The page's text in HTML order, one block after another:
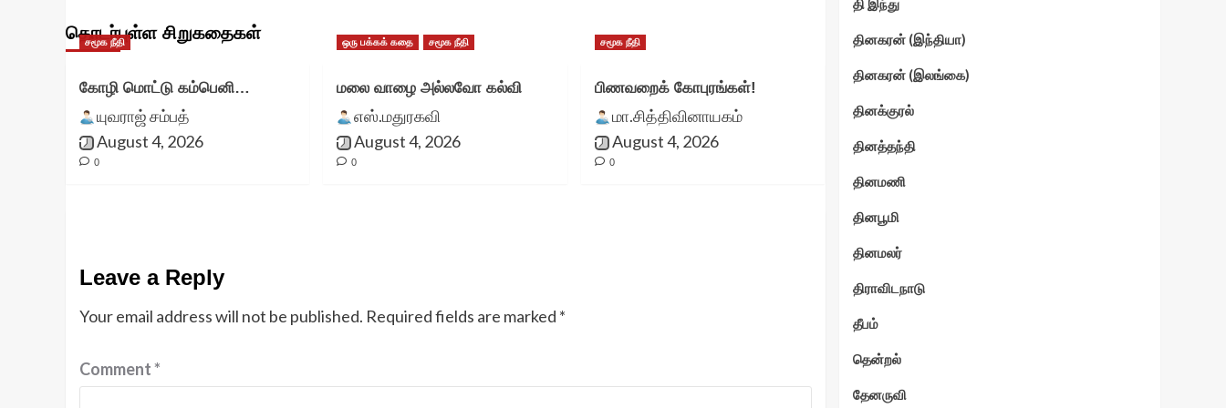
தொடர்புள்ள சிறுகதைகள்
சமூக நீதி
கோழி மொட்டு கம்பெனி…
யுவராஜ் சம்பத்
August 4, 2026
0
ஒரு பக்கக் கதை சமூக நீதி
மலை வாழை அல்லவோ கல்வி
எஸ்.மதுரகவி
August 4, 2026
0
சமூக நீதி
பிணவறைக் கோபுரங்கள்!
மா.சித்திவினாயகம்
August 4, 2026
0
Leave a Reply
Your email address will not be published. Required fields are marked *
Comment*
தி இந்து
தினகரன் (இந்தியா)
தினகரன் (இலங்கை)
தினக்குரல்
தினத்தந்தி
தினமணி
தினபூமி
தினமலர்
திராவிடநாடு
தீபம்
தென்றல்
தேனருவி